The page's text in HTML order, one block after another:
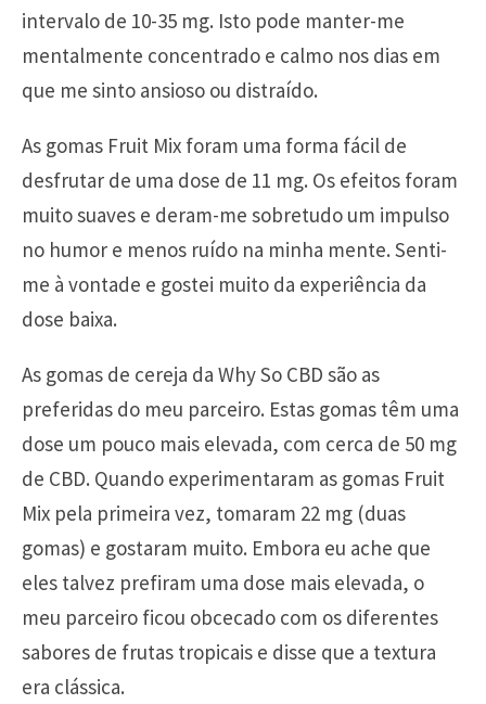
intervalo de 10-35 mg. Isto pode manter-me
mentalmente concentrado e calmo nos dias em
que me sinto ansioso ou distraído.
As gomas Fruit Mix foram uma forma fácil de
desfrutar de uma dose de 11 mg. Os efeitos foram
muito suaves e deram-me sobretudo um impulso
no humor e menos ruído na minha mente. Senti-
me à vontade e gostei muito da experiência da
dose baixa.
As gomas de cereja da Why So CBD são as
preferidas do meu parceiro. Estas gomas têm uma
dose um pouco mais elevada, com cerca de 50 mg
de CBD. Quando experimentaram as gomas Fruit
Mix pela primeira vez, tomaram 22 mg (duas
gomas) e gostaram muito. Embora eu ache que
eles talvez prefiram uma dose mais elevada, o
meu parceiro ficou obcecado com os diferentes
sabores de frutas tropicais e disse que a textura
era clássica.